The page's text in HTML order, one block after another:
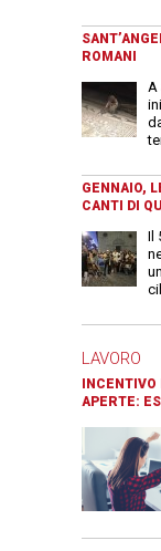
ROMANI
A
GENNAIO,
CANTI DI
Il
LAVORO
APERTE: